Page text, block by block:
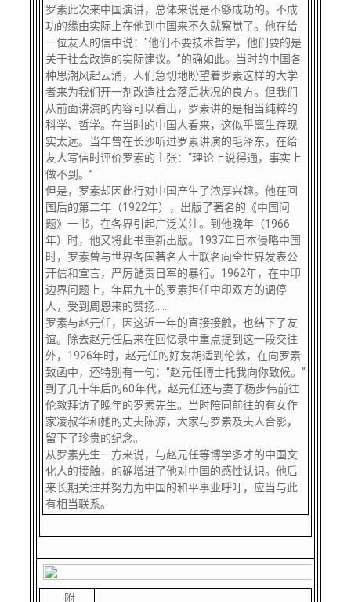
罗素此次来中国演讲，总体来说是不够成功的。不成
功的缘由实际上在他到中国来不久就察觉了。他在给
一位友人的信中说： “他们不要技术哲学，他们要的是
关于社会改造的实际建议。”的确如此。当时的中国各
种思潮风起云涌，人们急切地盼望着罗素这样的大学
者来为我们开一剂改造社会落后状况的良方。但我们
从前面讲演的内容可以看出，罗素讲的是相当纯粹的
科学、哲学。在当时的中国人看来，这似乎离生存现
实太远。当年曾在长沙听过罗素讲演的毛泽东，在给
友人写信时评价罗素的主张：“理论上说得通，事实上
做不到。”
但是，罗素却因此行对中国产生了浓厚兴趣。他在回
国后的第二年（1922年），出版了著名的《中国问
题》一书，在各界引起广泛关注。到他晚年（1966
年）时，他又将此书重新出版。1937年日本侵略中国
时，罗素曾与世界各国著名人士联名向全世界发表公
开信和宣言，严厉谴责日军的暴行。1962年，在中印
边界问题上，年届九十的罗素担任中印双方的调停
人，受到周恩来的赞扬……
罗素与赵元任，因这近一年的直接接触，也结下了友
谊。除去赵元任后来在回忆录中重点提到这一段交往
外， 1926年时，赵元任的好友胡适到伦敦，在向罗素
致函中，还特别有一句：“赵元任博士托我向你致候。”
到了几十年后的60年代，赵元任还与妻子杨步伟前往
伦敦拜访了晚年的罗素先生。当时陪同前往的有女作
家凌叔华和她的丈夫陈源，大家与罗素及夫人合影，
留下了珍贵的纪念。
从罗素先生一方来说，与赵元任等博学多才的中国文
化人的接触，的确增进了他对中国的感性认识。他后
来长期关注并努力为中国的和平事业呼吁，应当与此
有相当联系。
附